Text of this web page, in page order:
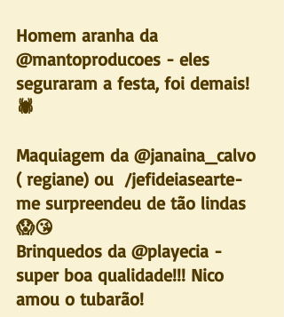
Homem aranha da
@mantoproducoes - eles
seguraram a festa, foi demais!
🕷
Maquiagem da @janaina_calvo
( regiane) ou  /jefideiasearte-
me surpreendeu de tão lindas
😱😘
Brinquedos da @playecia -
super boa qualidade!!! Nico
amou o tubarão!